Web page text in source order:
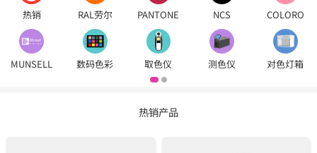
热销 RAL劳尔 PANTONE NCS COLORO
MUNSELL 数码色彩 取色仪 测色仪 对色灯箱
热销产品